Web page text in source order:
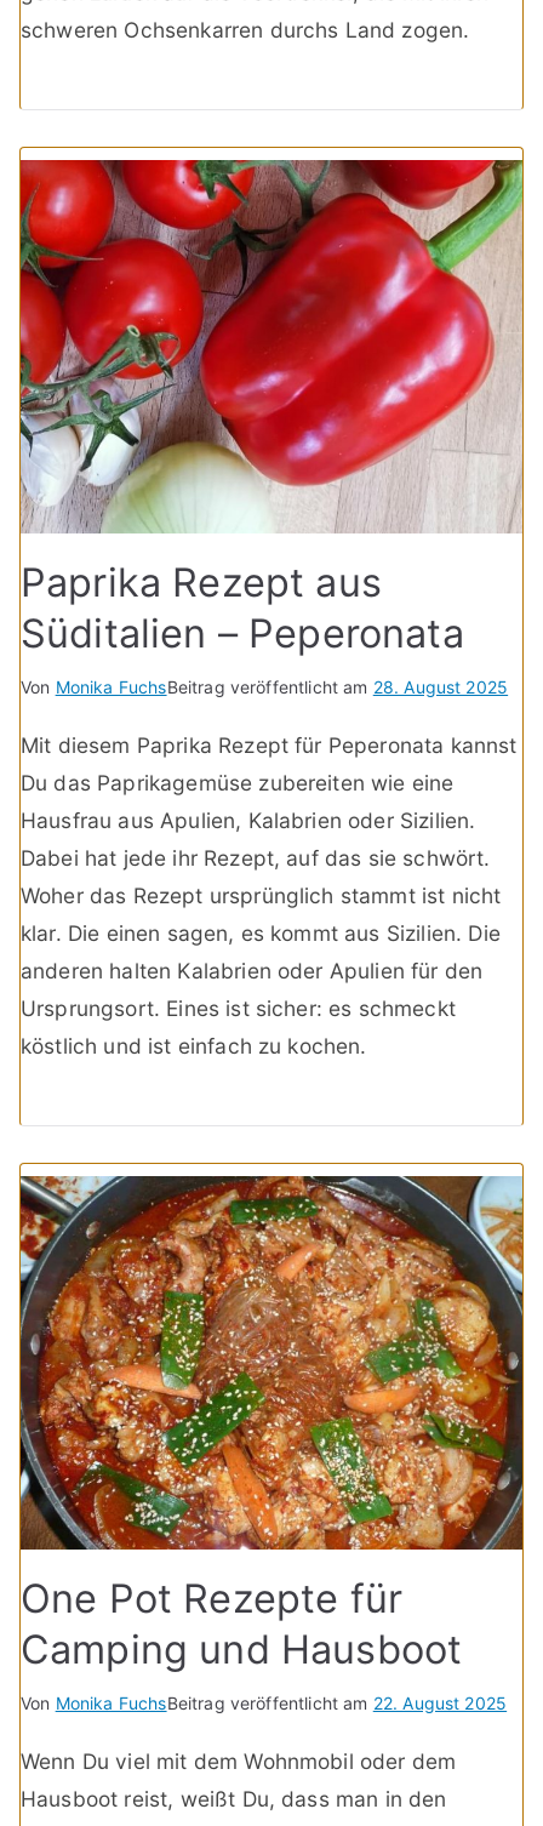
schweren Ochsenkarren durchs Land zogen.
Paprika Rezept aus
Süditalien – Peperonata
Von Monika FuchsBeitrag veröffentlicht am 28. August 2025
Mit diesem Paprika Rezept für Peperonata kannst
Du das Paprikagemüse zubereiten wie eine
Hausfrau aus Apulien, Kalabrien oder Sizilien.
Dabei hat jede ihr Rezept, auf das sie schwört.
Woher das Rezept ursprünglich stammt ist nicht
klar. Die einen sagen, es kommt aus Sizilien. Die
anderen halten Kalabrien oder Apulien für den
Ursprungsort. Eines ist sicher: es schmeckt
köstlich und ist einfach zu kochen.
One Pot Rezepte für
Camping und Hausboot
Von Monika FuchsBeitrag veröffentlicht am 22. August 2025
Wenn Du viel mit dem Wohnmobil oder dem
Hausboot reist, weißt Du, dass man in den